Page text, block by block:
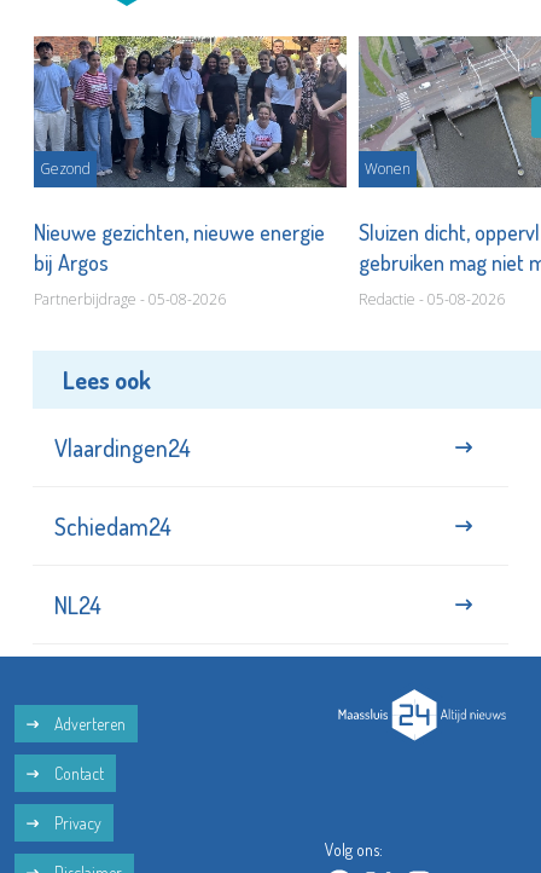
Gezond
Nieuwe gezichten, nieuwe energie
bij Argos
Partnerbijdrage - 05-08-2026
Wonen
Sluizen dicht,
gebruiken mag niet
Redactie - 05-08-2026
Lees ook
Vlaardingen24
Schiedam24
NL24
Adverteren
Contact
Privacy
Volg ons: